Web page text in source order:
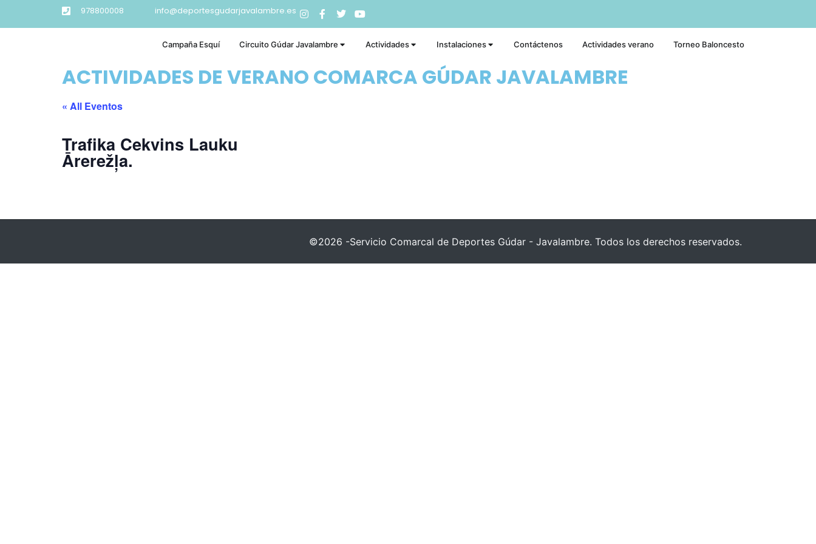
978800008 info@deportesgudarjavalambre.es
Campaña Esquí Circuito Gúdar Javalambre Actividades Instalaciones Contáctenos Actividades verano Torneo Baloncesto
ACTIVIDADES DE VERANO COMARCA GÚDAR JAVALAMBRE
« All Eventos
Trafika Cekvins Lauku
Ārerežļa.
©2026 -Servicio Comarcal de Deportes Gúdar - Javalambre. Todos los derechos reservados.